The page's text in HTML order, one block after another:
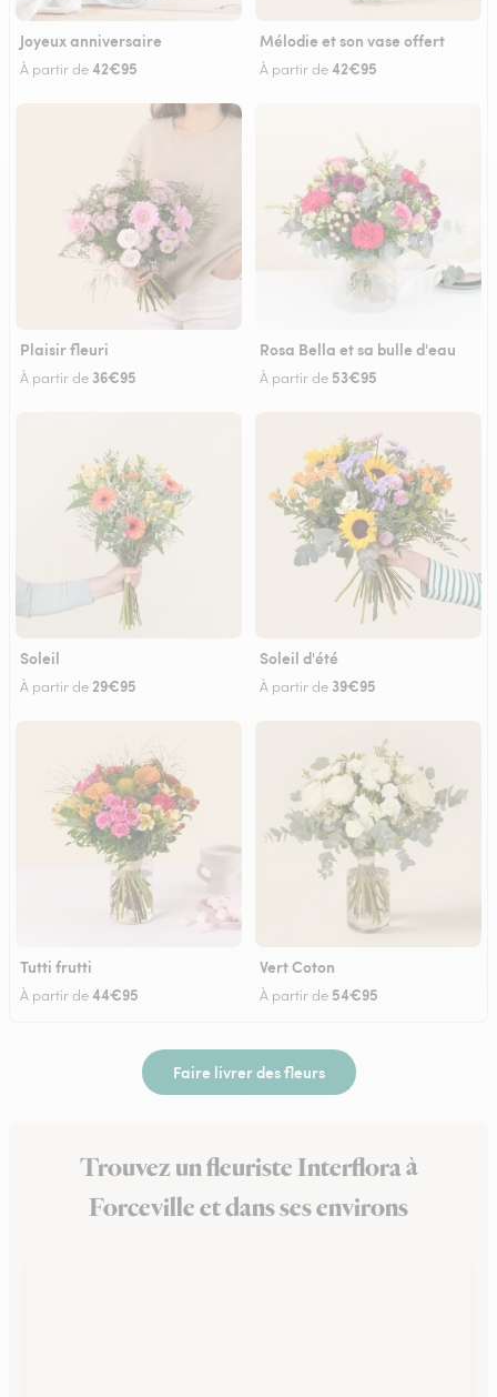
Joyeux anniversaire
À partir de42€95
Mélodie et son vase offert
À partir de42€95
Plaisir fleuri
À partir de 36€95
Rosa Bella et sa bulle d'eau
À partir de 53€95
Soleil
À partir de29€95
Soleil d'été
À partir de 39€95
Tutti frutti
À partir de44€95
Vert Coton
À partir de 54€95
Faire livrer des fleurs
Trouvez un fleuriste Interflora à
Forceville et dans ses environs